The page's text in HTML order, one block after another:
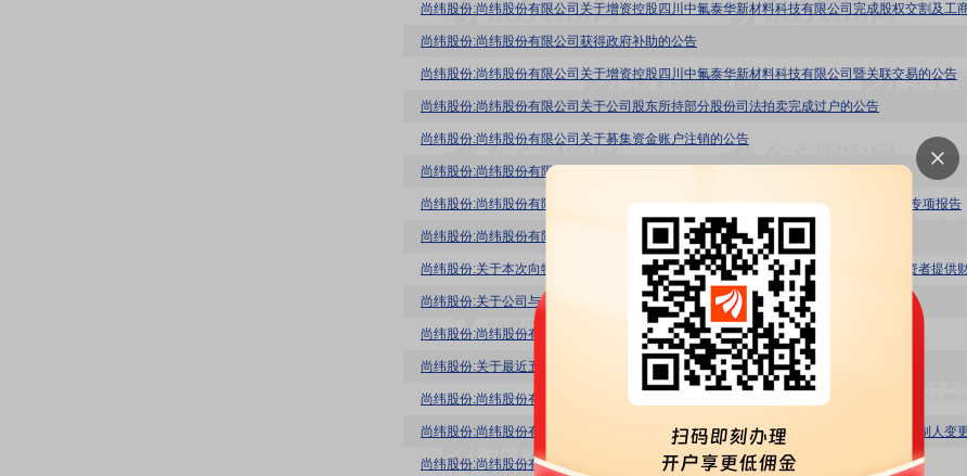
尚纬股份:尚纬股份有限公司获得政府补助的公告
尚纬股份:尚纬股份有限公司关于增资控股四川中氟泰华新材料科技有限公司暨关联交易的公告
尚纬股份:尚纬股份有限公司关于公司股东所持部分股份司法拍卖完成过户的公告
尚纬股份:尚纬股份有限公司关于募集资金账户注销的公告
尚纬股份:尚纬股份有限公司关于公司股东所持部分股份被司法拍卖的进展公告
尚纬股份:尚纬股份有限公司董事会关于2025年半年度募集资金存放与实际使用情况的专项报告
尚纬股份:尚纬股份有限公司关于公司股东所持部分股份将被司法拍卖的提示性公告
尚纬股份:关于公司与特定对象签署附条件生效的股份认购协议暨关联交易的公告
尚纬股份:尚纬股份有限公司前次募集资金使用情况专项报告
尚纬股份:关于最近五年被证券监管部门和交易所采取监管措施或处罚情况的公告
尚纬股份:尚纬股份有限公司关于公司股东部分股份被轮候冻结的公告
尚纬股份:尚纬股份有限公司关于控股股东所持部分股份司法拍卖完成过户的公告